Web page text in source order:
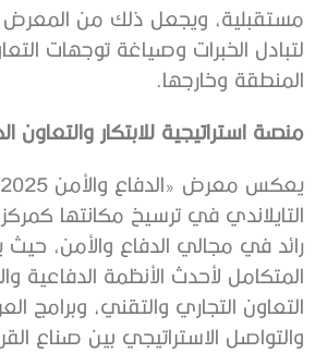
مستقبلية، ويجعل ذلك من المعرض
لتبادل الخبرات وصياغة توجهات
المنطقة وخارجها.
منصة استراتيجية للابتكار والتعاون
التايلاندي في ترسيخ مكانتها
رائد في مجالي الدفاع والأمن،
المتكامل لأحدث الأنظمة الدفاعية
التعاون التجاري والتقني، وبرامج
والتواصل الاستراتيجي بين صناع القرار